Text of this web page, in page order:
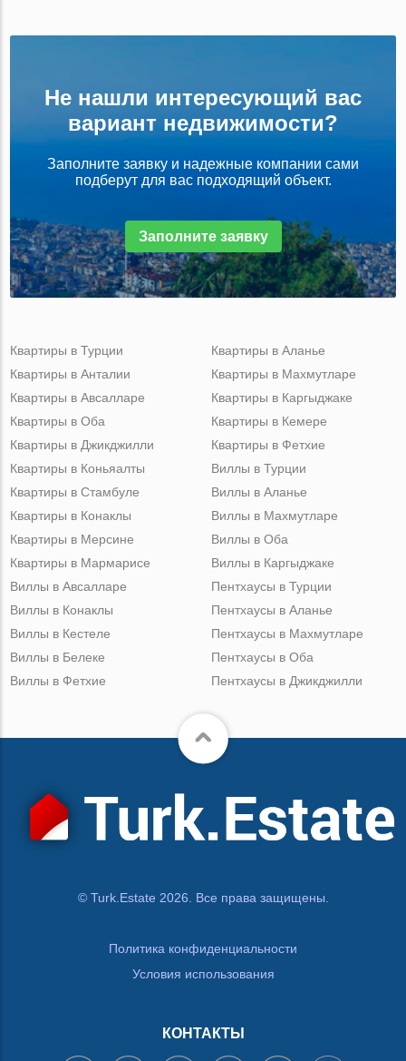
Не нашли интересующий вас
вариант недвижимости?
Заполните заявку и надежные компании сами
подберут для вас подходящий объект.
Заполните заявку
Квартиры в Турции
Квартиры в Анталии
Квартиры в Авсалларе
Квартиры в Оба
Квартиры в Джикджилли
Квартиры в Аланье
Квартиры в Махмутларе
Квартиры в Каргыджаке
Квартиры в Кемере
Квартиры в Фетхие
Квартиры в Коньяалты
Квартиры в Стамбуле
Квартиры в Конаклы
Квартиры в Мерсине
Квартиры в Мармарисе
Виллы в Турции
Виллы в Аланье
Виллы в Махмутларе
Виллы в Оба
Виллы в Каргыджаке
Виллы в Авсалларе
Виллы в Конаклы
Виллы в Кестеле
Виллы в Белеке
Виллы в Фетхие
Пентхаусы в Турции
Пентхаусы в Аланье
Пентхаусы в Махмутларе
Пентхаусы в Оба
Пентхаусы в Джикджилли
© Turk.Estate 2026. Все права защищены.
Политика конфиденциальности
Условия использования
КОНТАКТЫ